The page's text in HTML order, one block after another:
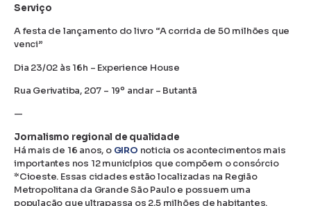
Serviço
A festa de lançamento do livro “A corrida de 50 milhões que
venci”
Dia 23/02 às 16h – Experience House
Rua Gerivatiba, 207 – 19º andar – Butantã
—
Jornalismo regional de qualidade
Há mais de 16 anos, o GIRO noticia os acontecimentos mais
importantes nos 12 municípios que compõem o consórcio
*Cioeste. Essas cidades estão localizadas na Região
Metropolitana da Grande São Paulo e possuem uma
população que ultrapassa os 2,5 milhões de habitantes.